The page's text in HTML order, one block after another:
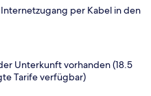
per Kabel in den
Unterkunft vorhanden (18.5
Tarife verfügbar)